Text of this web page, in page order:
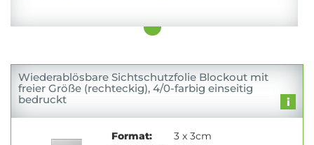
Wiederablösbare Sichtschutzfolie Blockout mit
freier Größe (rechteckig), 4/0-farbig einseitig
bedruckt
Format:
3 x 3cm